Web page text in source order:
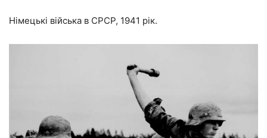
Німецькі війська в СРСР, 1941 рік.